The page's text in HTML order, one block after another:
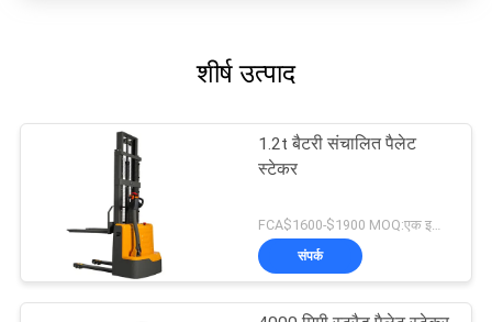
शीर्ष उत्पाद
1.2t बैटरी संचालित पैलेट
स्टेकर
FCA$1600-$1900 MOQ:एक इकाई
संपर्क